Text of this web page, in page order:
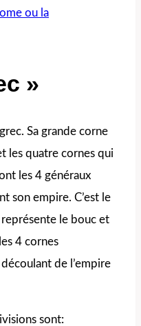
ou la
»
Sa grande corne
les quatre cornes qui
les 4 généraux
son empire. C’est le
le bouc et
4 cornes
de l’empire
sont: